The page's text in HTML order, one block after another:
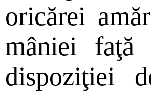
oricărei
mâniei
dispoziţiei